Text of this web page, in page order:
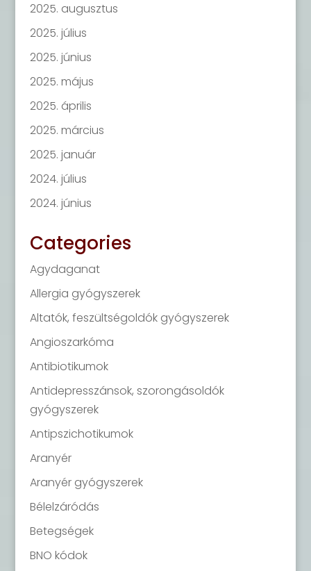
2025. augusztus
2025. július
2025. június
2025. május
2025. április
2025. március
2025. január
2024. július
2024. június
Categories
Agydaganat
Allergia gyógyszerek
Altatók, feszültségoldók gyógyszerek
Angioszarkóma
Antibiotikumok
Antidepresszánsok, szorongásoldók
gyógyszerek
Antipszichotikumok
Aranyér
Aranyér gyógyszerek
Bélelzáródás
Betegségek
BNO kódok